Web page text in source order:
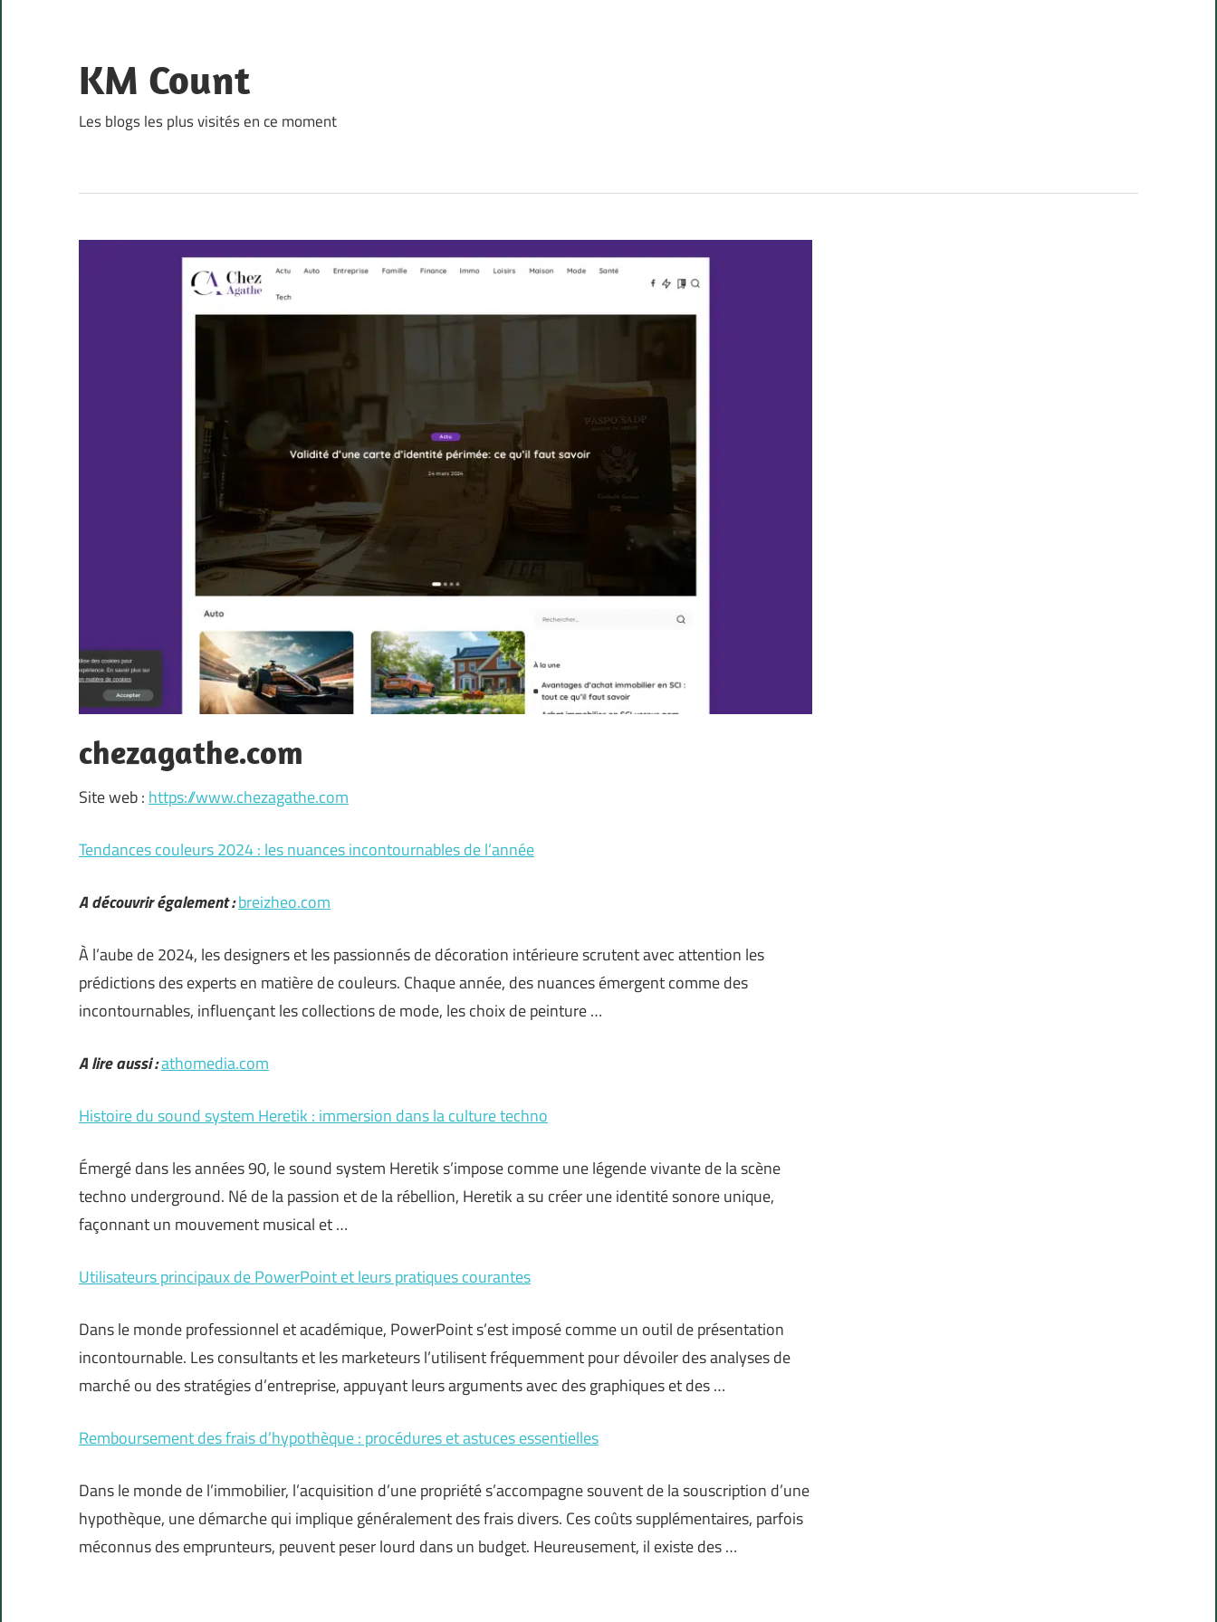
content
KM Count
Les blogs les plus visités en ce moment
chezagathe.com
Site web : https://www.chezagathe.com
Tendances couleurs 2024 : les nuances incontournables de l’année
A découvrir également :breizheo.com
À l’aube de 2024, les designers et les passionnés de décoration intérieure scrutent avec attention les
prédictions des experts en matière de couleurs. Chaque année, des nuances émergent comme des
incontournables, influençant les collections de mode, les choix de peinture …
A lire aussi :athomedia.com
Histoire du sound system Heretik : immersion dans la culture techno
Émergé dans les années 90, le sound system Heretik s’impose comme une légende vivante de la scène
techno underground. Né de la passion et de la rébellion, Heretik a su créer une identité sonore unique,
façonnant un mouvement musical et …
Utilisateurs principaux de PowerPoint et leurs pratiques courantes
Dans le monde professionnel et académique, PowerPoint s’est imposé comme un outil de présentation
incontournable. Les consultants et les marketeurs l’utilisent fréquemment pour dévoiler des analyses de
marché ou des stratégies d’entreprise, appuyant leurs arguments avec des graphiques et des …
Remboursement des frais d’hypothèque : procédures et astuces essentielles
Dans le monde de l’immobilier, l’acquisition d’une propriété s’accompagne souvent de la souscription d’une
hypothèque, une démarche qui implique généralement des frais divers. Ces coûts supplémentaires, parfois
méconnus des emprunteurs, peuvent peser lourd dans un budget. Heureusement, il existe des …